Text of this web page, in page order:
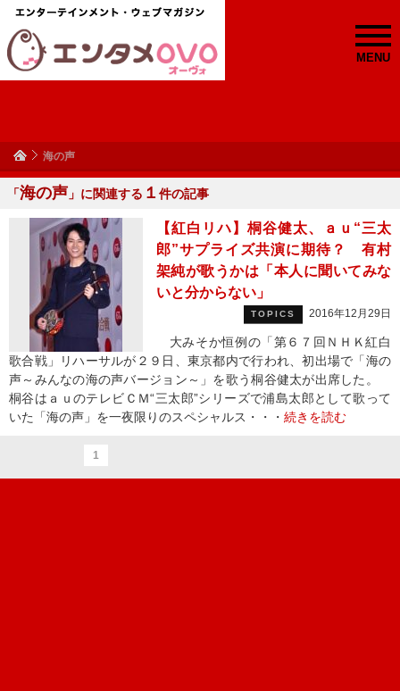
MENU
海の声
「海の声 」に関連する １ 件の記事
【紅白リハ】桐谷健太、ａｕ“三太
郎”サプライズ共演に期待？ 有村
架純が歌うかは「本人に聞いてみな
いと分からない」
TOPICS 2016年12月29日
大みそか恒例の「第６７回ＮＨＫ紅白
歌合戦」リハーサルが２９日、東京都内で行われ、初出場で「海の
声～みんなの海の声バージョン～」を歌う桐谷健太が出席した。
桐谷はａｕのテレビＣＭ“三太郎”シリーズで浦島太郎として歌って
いた「海の声」を一夜限りのスペシャルス・・・ 続きを読む
1